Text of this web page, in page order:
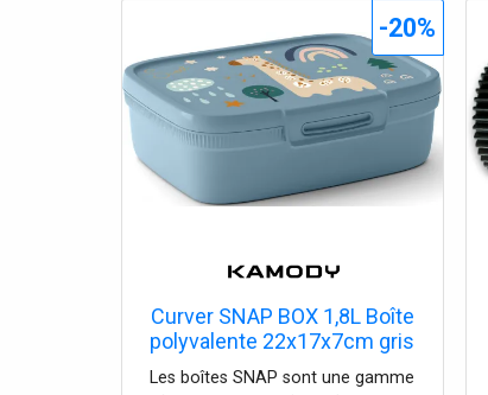
Curver SNAP BOX 1,8L Boîte
polyvalente 22x17x7cm gris
fumé 02265-Z64
Les boîtes SNAP sont une gamme
-20%